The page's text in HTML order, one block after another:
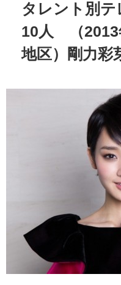
タレント別テ
10人 （
地区）剛力彩